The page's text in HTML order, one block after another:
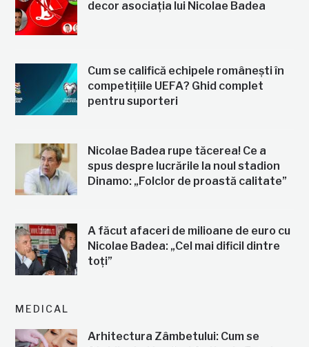
decor asociația lui Nicolae Badea
Cum se califică echipele românești în
competițiile UEFA? Ghid complet
pentru suporteri
Nicolae Badea rupe tăcerea! Ce a
spus despre lucrările la noul stadion
Dinamo: „Folclor de proastă calitate”
A făcut afaceri de milioane de euro cu
Nicolae Badea: „Cel mai dificil dintre
toți”
MEDICAL
Arhitectura Zâmbetului: Cum se